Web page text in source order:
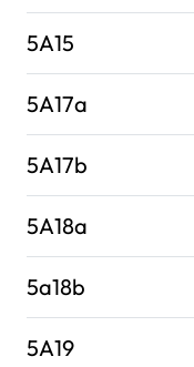
5A15
5A17a
5A17b
5A18a
5a18b
5A19